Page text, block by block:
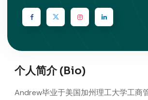
个人简介 (Bio)
Andrew毕业于美国加州理工大学工商